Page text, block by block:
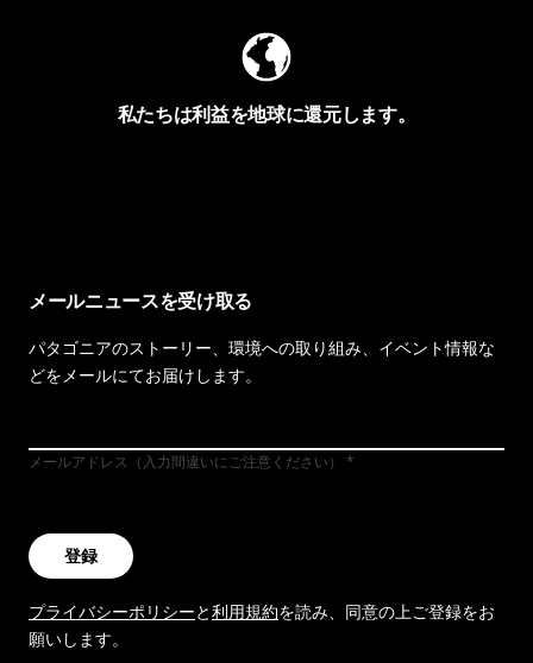
私たちは利益を地球に還元します。
メールニュースを受け取る
パタゴニアのストーリー、環境への取り組み、イベント情報な
どをメールにてお届けします。
メールアドレス（入力間違いにご注意ください）
登録
プライバシーポリシーと利用規約を読み、同意の上ご登録をお
願いします。